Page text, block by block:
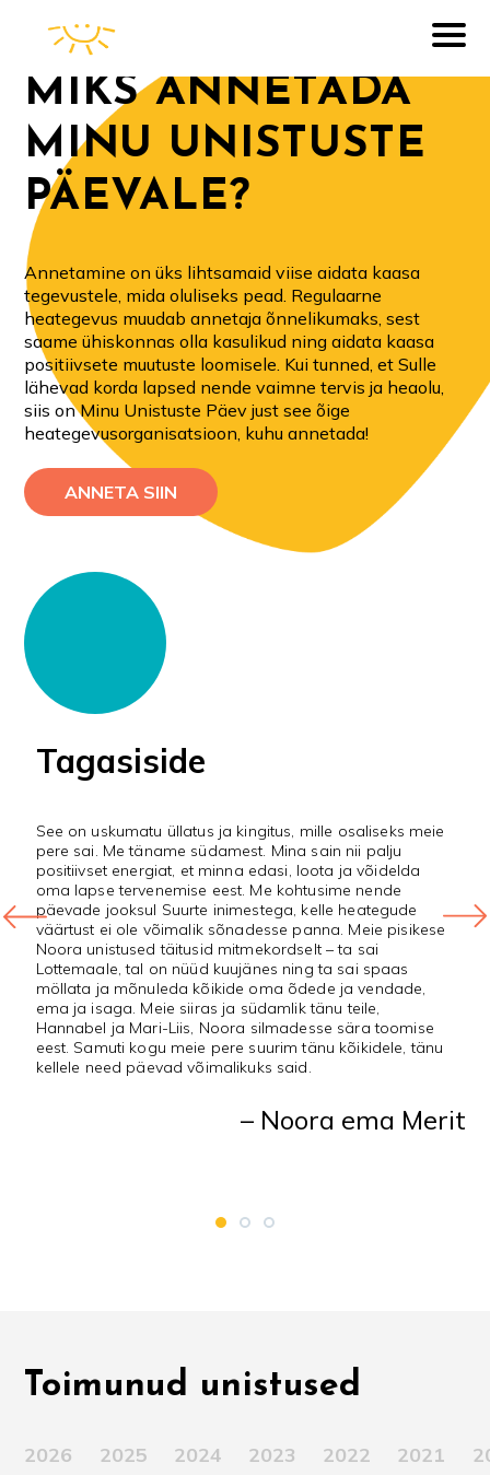
MIKS ANNETADA
MINU UNISTUSTE
PÄEVALE?
Annetamine on üks lihtsamaid viise aidata kaasa
tegevustele, mida oluliseks pead. Regulaarne
heategevus muudab annetaja õnnelikumaks, sest
saame ühiskonnas olla kasulikud ning aidata kaasa
positiivsete muutuste loomisele. Kui tunned, et Sulle
lähevad korda lapsed nende vaimne tervis ja heaolu,
siis on Minu Unistuste Päev just see õige
heategevusorganisatsioon, kuhu annetada!
ANNETA SIIN
Tagasiside
See on uskumatu üllatus ja kingitus, mille osaliseks meie
pere sai. Me täname südamest. Mina sain nii palju
positiivset energiat, et minna edasi, loota ja võidelda
oma lapse tervenemise eest. Me kohtusime nende
päevade jooksul Suurte inimestega, kelle heategude
väärtust ei ole võimalik sõnadesse panna. Meie pisikese
Noora unistused täitusid mitmekordselt – ta sai
Lottemaale, tal on nüüd kuujänes ning ta sai spaas
möllata ja mõnuleda kõikide oma õdede ja vendade,
ema ja isaga. Meie siiras ja südamlik tänu teile,
Hannabel ja Mari-Liis, Noora silmadesse sära toomise
eest. Samuti kogu meie pere suurim tänu kõikidele, tänu
kellele need päevad võimalikuks said.
– Noora ema Merit
Toimunud unistused
2026 2025 2024 2023 2022 2021